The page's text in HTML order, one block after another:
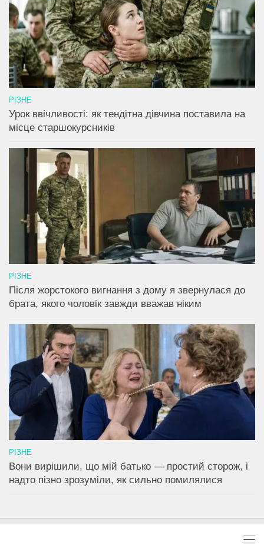
РІЗНЕ
Урок ввічливості: як тендітна дівчина поставила на
місце старшокурсників
РІЗНЕ
Після жорстокого вигнання з дому я звернулася до
брата, якого чоловік завжди вважав ніким
РІЗНЕ
Вони вирішили, що мій батько — простий сторож, і
надто пізно зрозуміли, як сильно помилялися